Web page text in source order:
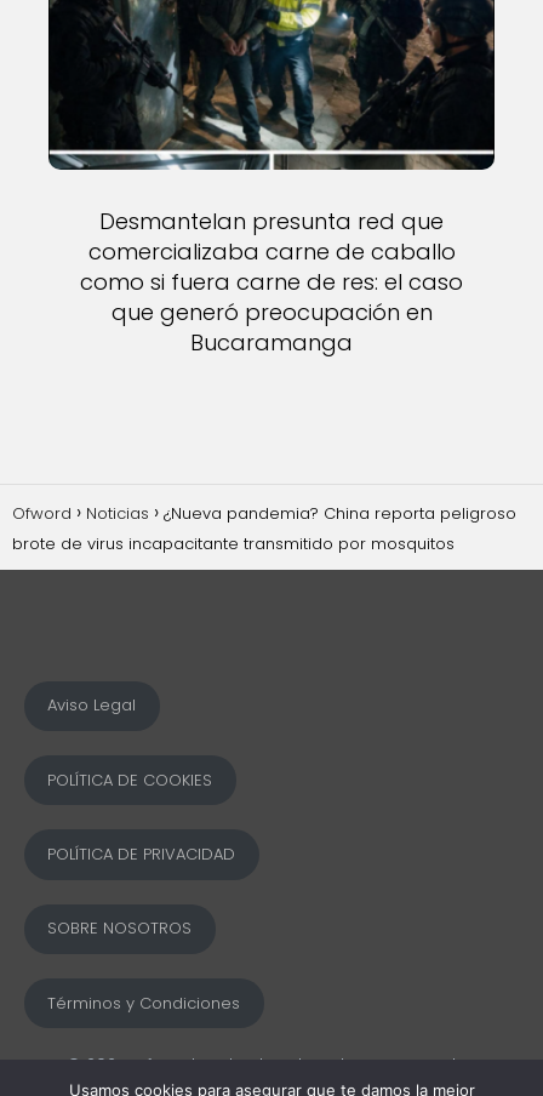
Desmantelan presunta red que
comercializaba carne de caballo
como si fuera carne de res: el caso
que generó preocupación en
Bucaramanga
Ofword Noticias
¿Nueva pandemia? China reporta peligroso
brote de virus incapacitante transmitido por mosquitos
Aviso Legal
POLÍTICA DE COOKIES
POLÍTICA DE PRIVACIDAD
SOBRE NOSOTROS
Términos y Condiciones
© 2025 Ofword Todos los derechos reservados
Usamos cookies para asegurar que te damos la mejor